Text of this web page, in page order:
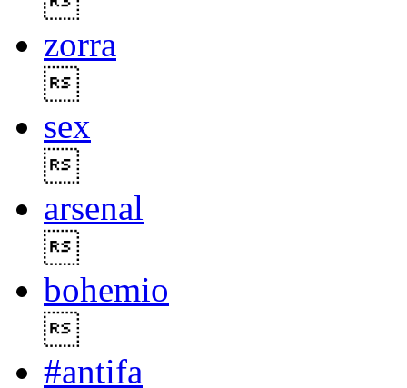
zorra
sex
arsenal
bohemio
#antifa